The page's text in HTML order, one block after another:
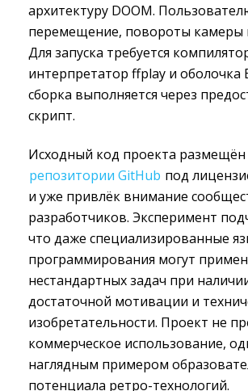
архитектуру DOOM.
перемещение, повороты камеры
Для запуска требуется
интерпретатор ffplay и оболочка
сборка выполняется через
скрипт.
Исходный код проекта размещён
репозитории GitHub под
и уже привлёк внимание
разработчиков. Эксперимент
что даже специализированные
программирования могут
нестандартных задач при
достаточной мотивации и
изобретательности. Проект не
коммерческое использование,
наглядным примером
потенциала ретро-технологий.